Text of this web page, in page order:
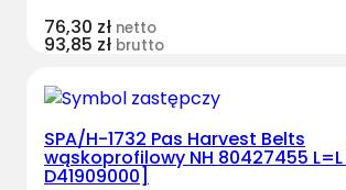
76,30 zł netto
93,85 zł brutto
SPA/H-1732 Pas Harvest Belts
wąskoprofilowy NH 80427455
D41909000]